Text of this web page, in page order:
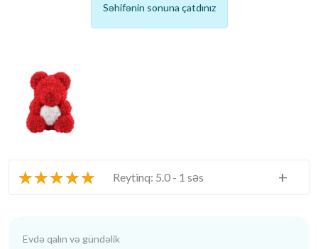
Səhifənin sonuna çatdınız
★★★★★ Reytinq: 5.0 - 1 səs +
Evdə qalın və gündəlik